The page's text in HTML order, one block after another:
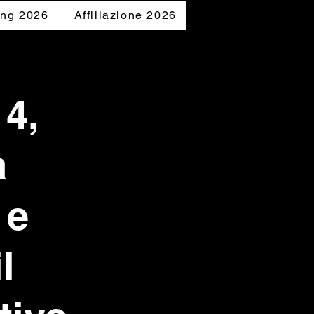
2026 Affiliazione 2026